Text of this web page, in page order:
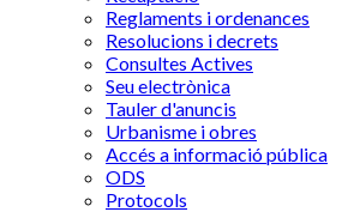
Reglaments i ordenances
Resolucions i decrets
Consultes Actives
Seu electrònica
Tauler d'anuncis
Urbanisme i obres
Accés a informació pública
ODS
Protocols